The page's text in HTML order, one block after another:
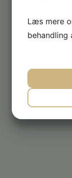
Læs mere
behandling